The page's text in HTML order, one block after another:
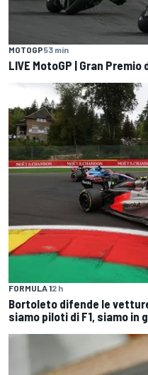
MOTOGP53 min
LIVE MotoGP | Gran
FORMULA 12 h
Bortoleto difende le
siamo piloti di F1, siamo in